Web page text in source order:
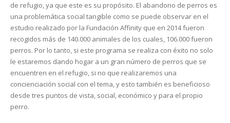
de refugio, ya que este es su propósito. El abandono de perros es
una problemática social tangible como se puede observar en el
estudio realizado por la Fundación Affinity que en 2014 fueron
recogidos más de 140.000 animales de los cuales, 106.000 fueron
perros. Por lo tanto, si este programa se realiza con éxito no solo
le estaremos dando hogar a un gran número de perros que se
encuentren en el refugio, si no que realizaremos una
concienciación social con el tema, y esto también es beneficioso
desde tres puntos de vista, social, económico y para el propio
perro.